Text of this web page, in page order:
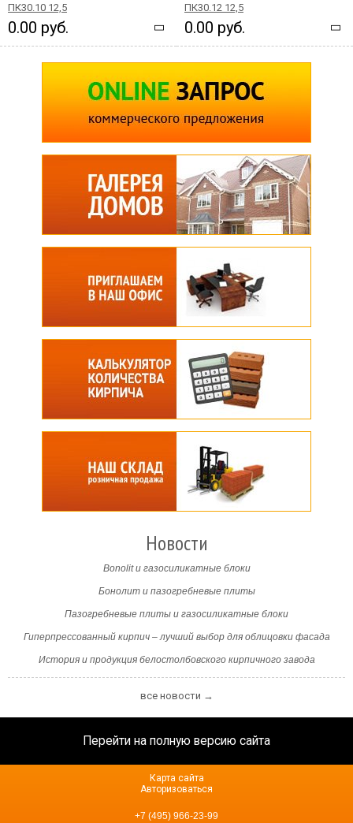
ПК30.10 12,5
0.00 руб.
ПК30.12 12,5
0.00 руб.
Новости
Bonolit и газосиликатные блоки
Бонолит и пазогребневые плиты
Пазогребневые плиты и газосиликатные блоки
Гиперпрессованный кирпич – лучший выбор для облицовки фасада
История и продукция белостолбовского кирпичного завода
все новости →
Перейти на полную версию сайта
+7 (495) 966-23-99
Карта сайта
Авторизоваться